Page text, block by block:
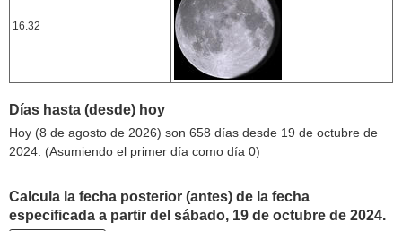
16.32
Días hasta (desde) hoy
Hoy (8 de agosto de 2026) son 658 días desde 19 de octubre de
2024. (Asumiendo el primer día como día 0)
Calcula la fecha posterior (antes) de la fecha
especificada a partir del sábado, 19 de octubre de 2024.